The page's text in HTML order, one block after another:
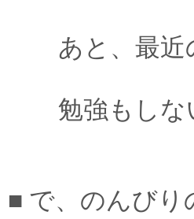
あと、最近
勉強もしな
■ で、のんびり